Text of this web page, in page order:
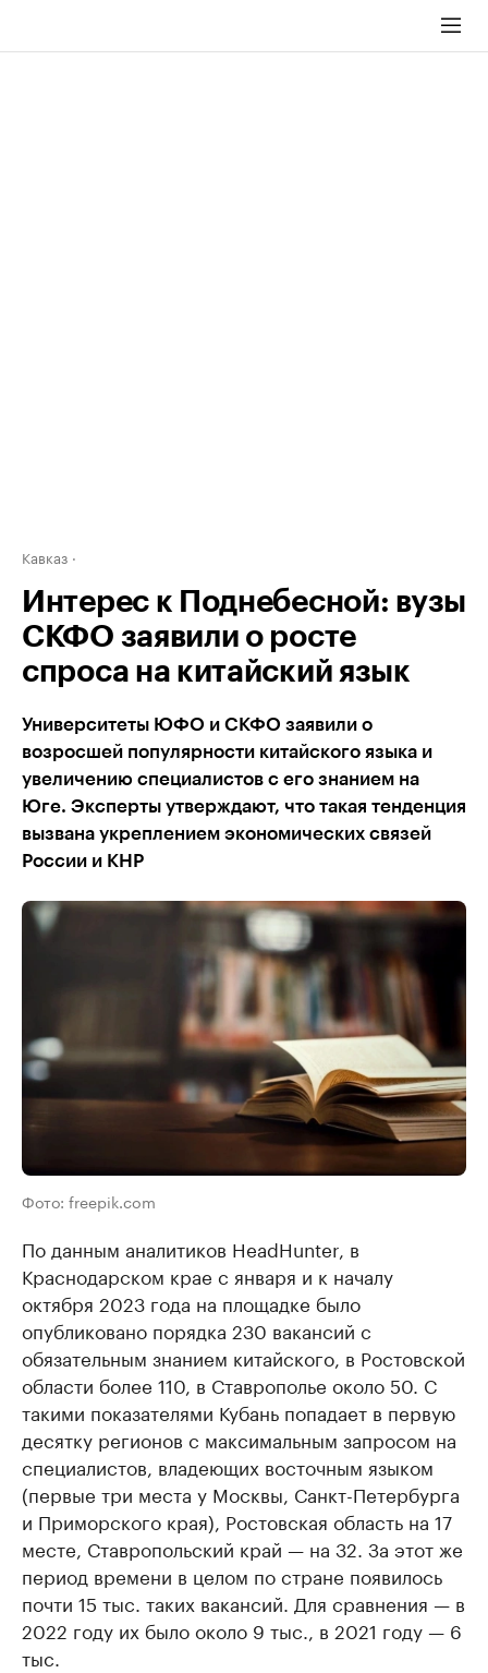
Кавказ
Интерес к Поднебесной: вузы
СКФО заявили о росте
спроса на китайский язык
Университеты ЮФО и СКФО заявили о
возросшей популярности китайского языка и
увеличению специалистов с его знанием на
Юге. Эксперты утверждают, что такая тенденция
вызвана укреплением экономических связей
России и КНР
Фото: freepik.com
По данным аналитиков HeadHunter, в
Краснодарском крае с января и к началу
октября 2023 года на площадке было
опубликовано порядка 230 вакансий с
обязательным знанием китайского, в Ростовской
области более 110, в Ставрополье около 50. С
такими показателями Кубань попадает в первую
десятку регионов с максимальным запросом на
специалистов, владеющих восточным языком
(первые три места у Москвы, Санкт-Петербурга
и Приморского края), Ростовская область на 17
месте, Ставропольский край — на 32. За этот же
период времени в целом по стране появилось
почти 15 тыс. таких вакансий. Для сравнения — в
2022 году их было около 9 тыс., в 2021 году — 6
тыс.